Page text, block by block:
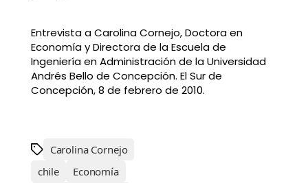
Entrevista a Carolina Cornejo, Doctora en
Economía y Directora de la Escuela de
Ingeniería en Administración de la Universidad
Andrés Bello de Concepción. El Sur de
Concepción, 8 de febrero de 2010.
Carolina Cornejo
chile
Economía